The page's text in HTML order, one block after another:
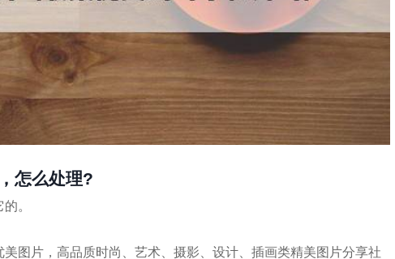
怎么处理?
。
图片，高品质时尚、艺术、摄影、设计、插画类精美图片分享社